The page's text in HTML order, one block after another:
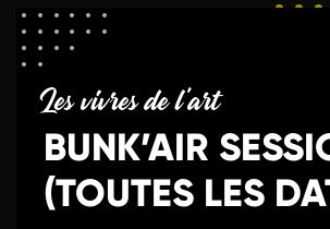
Les vivres de l'art
BUNK’AIR
(TOUTES LES